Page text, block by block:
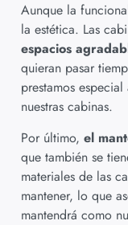
Aunque la
la estética. Las
espacios
quieran pasar
prestamos
nuestras cabinas.
Por último, el
que también se
materiales de las
mantener, lo que
mantendrá como